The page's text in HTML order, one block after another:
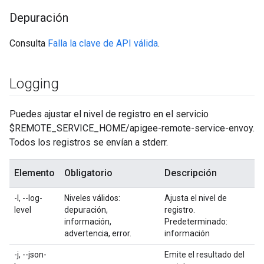
Depuración
Consulta Falla la clave de API válida.
Logging
Puedes ajustar el nivel de registro en el servicio
$REMOTE_SERVICE_HOME/apigee-remote-service-envoy.
Todos los registros se envían a stderr.
Elemento Obligatorio Descripción
-l, --log-
level
Niveles válidos:
depuración,
información,
advertencia, error.
Ajusta el nivel de
registro.
Predeterminado:
información
-j, --json-
Emite el resultado del